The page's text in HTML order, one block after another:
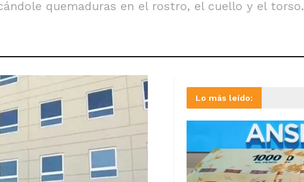
quemaduras en el rostro, el cuello y el torso.
Lo más leído: